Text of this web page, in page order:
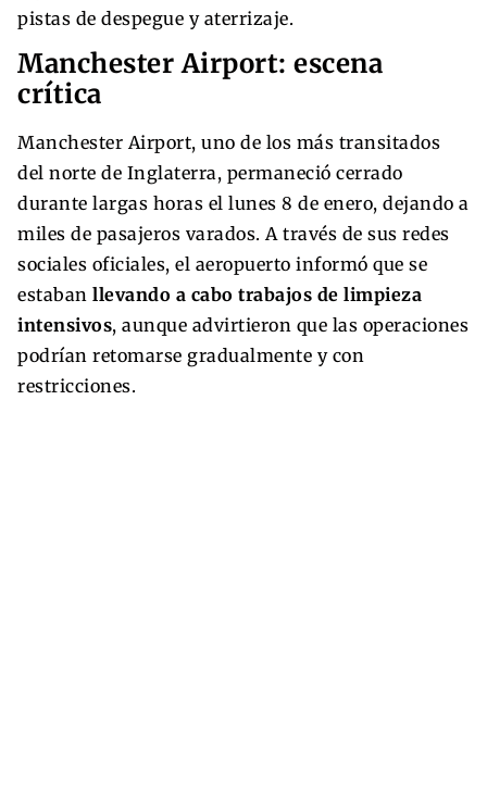
pistas de despegue y aterrizaje.
Manchester Airport: escena
crítica
Manchester Airport, uno de los más transitados
del norte de Inglaterra, permaneció cerrado
durante largas horas el lunes 8 de enero, dejando a
miles de pasajeros varados. A través de sus redes
sociales oficiales, el aeropuerto informó que se
estaban llevando a cabo trabajos de limpieza
intensivos, aunque advirtieron que las operaciones
podrían retomarse gradualmente y con
restricciones.